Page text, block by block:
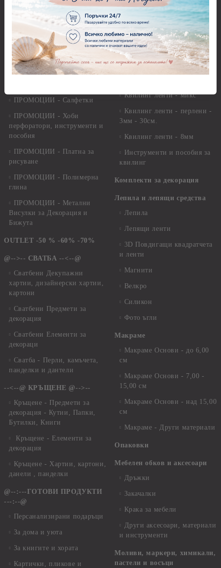
ленти, панделки, шнурове,
ПРОМОЦИИ - Копчета,
мъниста, брадс и айлет
ПРОМОЦИИ - Бои
ПРОМОЦИИ - Предмети и
ПРОМОЦИИ - Салфетки
ПРОМОЦИИ - Хоби
перфоратори, инструменти и
пособия
ПРОМОЦИИ - Платна за
рисуване
ПРОМОЦИИ - Полимерна
глина
ПРОМОЦИИ - Метални
Висулки за Декорация и
Бижута
OUTLET -50 % -60% -70%
@-->-- СВАТБА --<--@
Сватбени Декупажни
хартии, дизайнерски хартии,
картони
Сватбени Предмети за
декорация
Сватбени Елементи за
декораци
Сватба - Перли, камъчета,
панделки и дантели
--<--@ КРЪЩЕНЕ @-->--
Кръщене - Предмети за
декорация - Кутии, Папки,
Бутилки, Книги
Кръщене - Елементи за
декорация
Кръщене - Хартии, картони,
данели , панделки
@--:---ГОТОВИ ПРОДУКТИ
---:--@
Персанализирани подаръци
За дома и уюта
За книгите и хората
Картички, пликове и
пожелания и албуми
Изрязани елементи и
Стикери
Квилинг
Квилинг ленти - 3мм -
Квилинг ленти - микс
Квилинг ленти - перлени -
3мм - 30см.
Квилинг ленти - 8мм
Инструменти и пособия за
квилинг
Комплекти за декорация
Лепила и лепящи средства
Лепила
Лепящи ленти
3D Повдигащи квадратчета
и ленти
Магнити
Велкро
Силикон
Фото ъгли
Макраме
Макраме Основи - до 6,00
см
Макраме Основи - 7,00 -
15,00 см
Макраме Основи - над 15,00
см
Макраме - Други материали
Опаковки
Мебелен обков и аксесоари
Дръжки
Закачалки
Крака за мебели
Други аксесоари, материали
и инструменти
Моливи, маркери, химикали,
пастели и восъци